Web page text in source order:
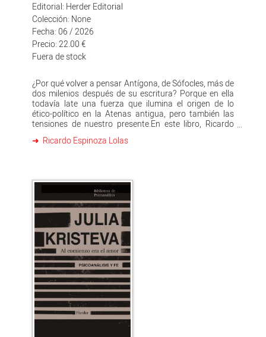
Editorial: Herder Editorial
Colección: None
Fecha: 06 / 2026
Precio: 22.00 €
Fuera de stock
¿Por qué volver a pensar Antígona, de Sófocles, más de
dos milenios después de su escritura? Porque en ella
todavía late una fuerza que ilumina el origen de lo
ético-político en la Atenas antigua, pero también las
tensiones de nuestro presente.En este libro, Ricardo
dionisíaca que no se deja domesticar por Hegel ni por
baile.Antígona se revela como mediadora entre la
distancia y la ligereza, entre lo trágico y lo vital, para
recordarnos que lo político puede y debe estremecerse,
y que solo aprendiendo de nuevo a bailar podremos
habitar la polis en toda su contingencia y porosidad.
Ricardo Espinoza Lolas